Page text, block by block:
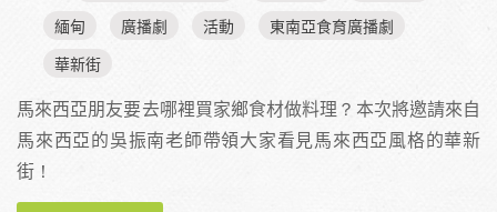
緬甸
廣播劇 活動
東南亞食育廣播劇
華新街
馬來西亞朋友要去哪裡買家鄉食材做料理？本次將邀請來自
馬來西亞的吳振南老師帶領大家看見馬來西亞風格的華新
街！